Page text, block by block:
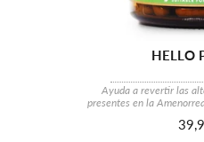
HELLO
Ayuda a revertir las
presentes en la